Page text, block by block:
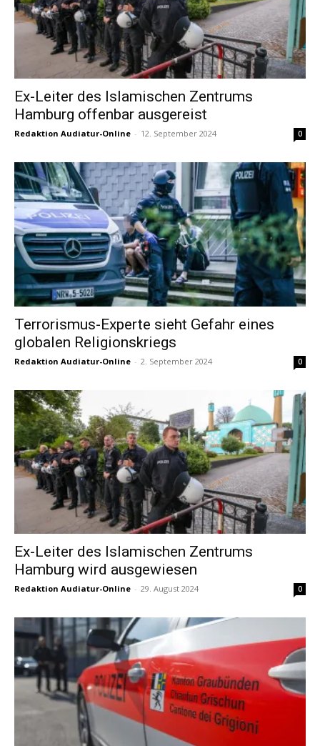
Ex-Leiter des Islamischen Zentrums
Hamburg offenbar ausgereist
Redaktion Audiatur-Online - 12. September 2024 0
Terrorismus-Experte sieht Gefahr eines
globalen Religionskriegs
Redaktion Audiatur-Online - 2. September 2024 0
Ex-Leiter des Islamischen Zentrums
Hamburg wird ausgewiesen
Redaktion Audiatur-Online - 29. August 2024 0